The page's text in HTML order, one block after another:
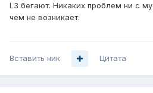
L3 бегают. Никаких проблем ни с
чем не возникает.
Вставить ник Цитата